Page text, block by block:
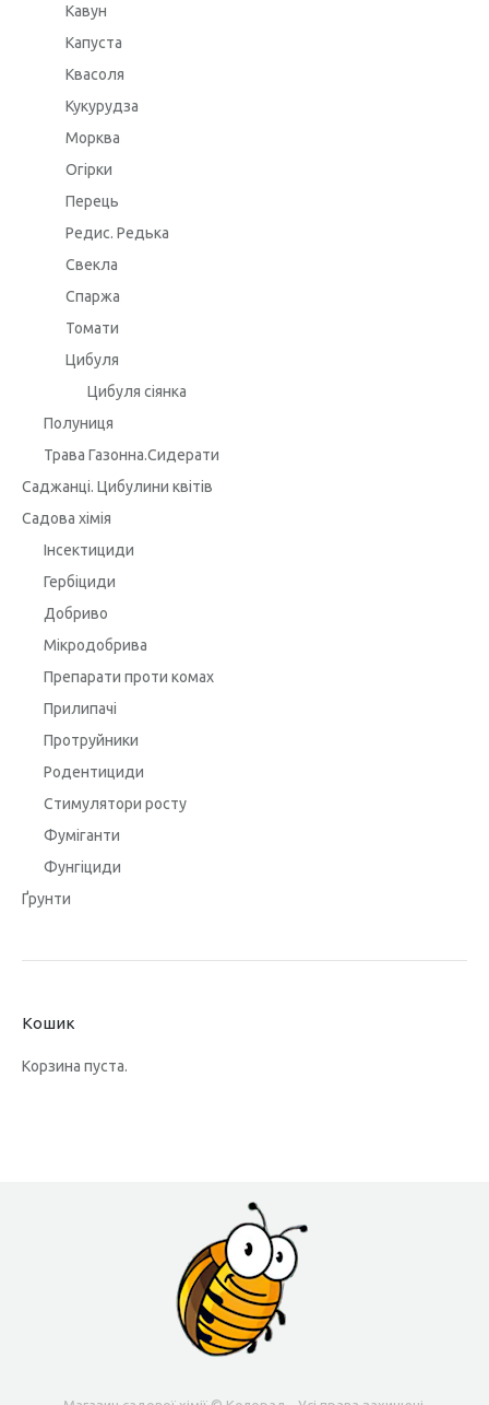
Кавун
Капуста
Квасоля
Кукурудза
Морква
Огірки
Перець
Редис. Редька
Свекла
Спаржа
Томати
Цибуля
Цибуля сіянка
Полуниця
Трава Газонна.Сидерати
Саджанці. Цибулини квітів
Садова хімія
Інсектициди
Гербіциди
Добриво
Мікродобрива
Препарати проти комах
Прилипачі
Протруйники
Родентициди
Стимулятори росту
Фуміганти
Фунгіциди
Ґрунти
Кошик
Корзина пуста.